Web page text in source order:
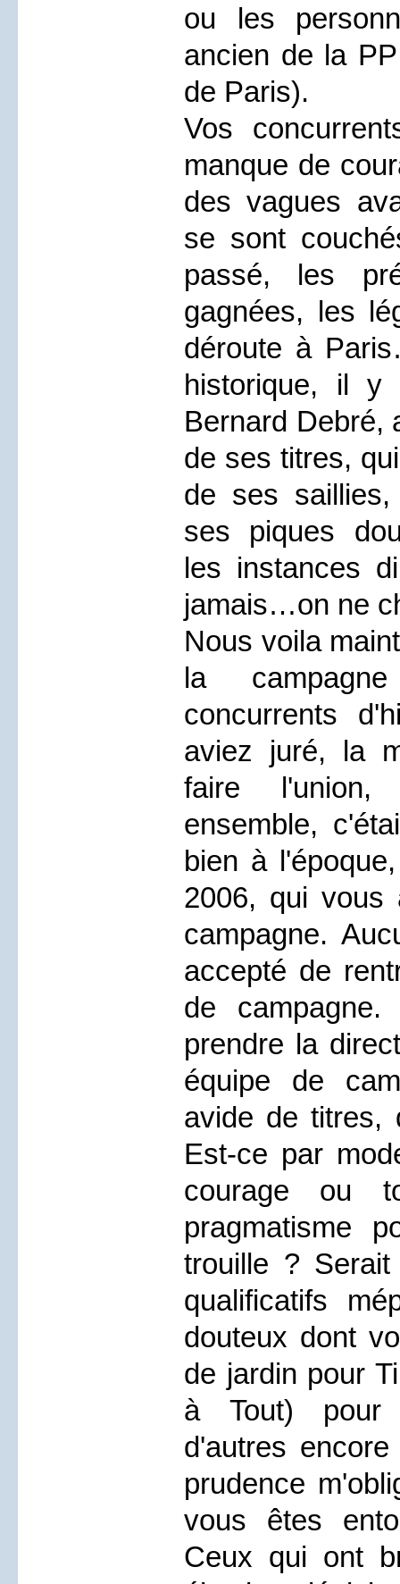
ou les
ancien de la
de Paris).
Vos
manque de
des vagues
se sont
passé, les
gagnées, les
déroute à
historique, il
Bernard Debré,
de ses titres,
de ses
ses piques
les instances
jamais…on ne
Nous voila
la
concurrents
aviez juré, la
faire l'union,
ensemble,
bien à
2006, qui vous
campagne.
accepté de
de
prendre la
équipe de
avide de titres,
Est-ce par
courage ou
pragmatisme
trouille ?
qualificatifs
douteux dont
de jardin pour
à Tout) pour
d'autres
prudence
vous êtes
Ceux qui ont